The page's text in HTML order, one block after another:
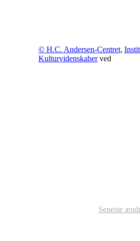
© H.C. Andersen-Centret,
Kulturvidenskaberved
Seneste